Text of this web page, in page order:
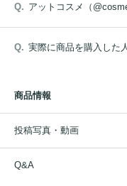
アットコスメ（
実際に商品を購入した
商品情報
投稿写真・動画
Q&A